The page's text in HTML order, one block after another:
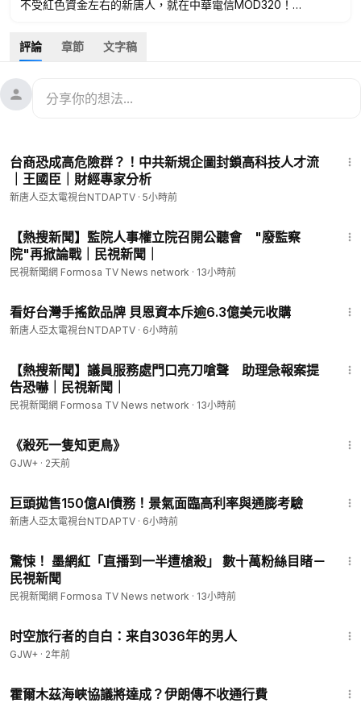
不受紅色資金左右的新唐人，就在中華電信MOD320！
📍歡迎訂閱電子報➡️https://ntdfriends.com.tw/newsletter
評論 章節 文字稿
台商恐成高危險群？！中共新規企圖封鎖高科技人才流
｜王國臣｜財經專家分析
新唐人亞太電視台NTDAPTV · 5小時前
【熱搜新聞】監院人事權立院召開公聽會 "廢監察
院"再掀論戰｜民視新聞｜
民視新聞網 Formosa TV News network · 13小時前
看好台灣手搖飲品牌 貝恩資本斥逾6.3億美元收購
新唐人亞太電視台NTDAPTV · 6小時前
【熱搜新聞】議員服務處門口亮刀嗆聲 助理急報案提
告恐嚇｜民視新聞｜
民視新聞網 Formosa TV News network · 13小時前
《殺死一隻知更鳥》
GJW+ · 2天前
巨頭拋售150億AI債務！景氣面臨高利率與通膨考驗
新唐人亞太電視台NTDAPTV · 6小時前
驚悚！ 墨網紅「直播到一半遭槍殺」 數十萬粉絲目睹－
民視新聞
民視新聞網 Formosa TV News network · 13小時前
时空旅行者的自白：来自3036年的男人
GJW+ · 2年前
霍爾木茲海峽協議將達成？伊朗傳不收通行費